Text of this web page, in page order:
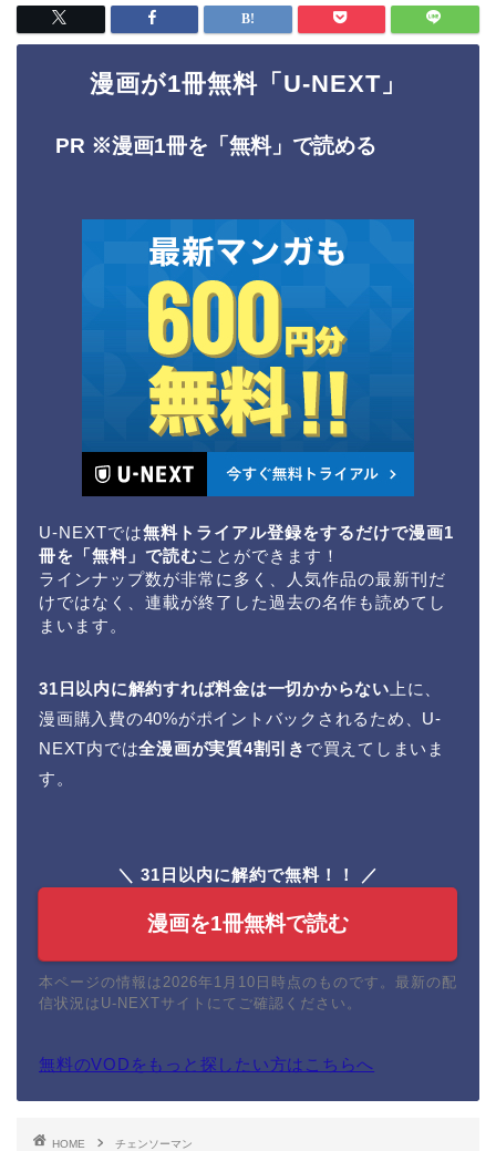
漫画が1冊無料「U-NEXT」
PR ※漫画1冊を「無料」で読める
U-NEXTでは無料トライアル登録をするだけで漫画1
冊を「無料」で読むことができます！
ラインナップ数が非常に多く、人気作品の最新刊だ
けではなく、連載が終了した過去の名作も読めてし
まいます。
31日以内に解約すれば料金は一切かからない 上に、
漫画購入費の40%がポイントバックされるため、U-
NEXT内では全漫画が実質4割引き で買えてしまいま
す。
＼ 31日以内に解約で無料！！ ／
漫画を1冊無料で読む
本ページの情報は2026年1月10日時点のものです。最新の配
信状況はU-NEXTサイトにてご確認ください。
無料のVODをもっと探したい方はこちらへ
HOME
チェンソーマン